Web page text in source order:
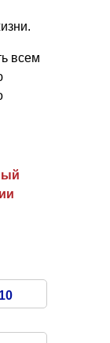
всем
10